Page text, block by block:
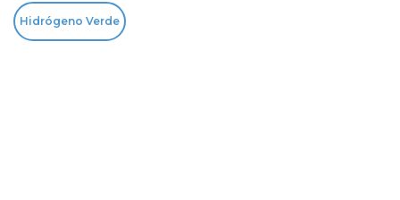
Hidrógeno Verde